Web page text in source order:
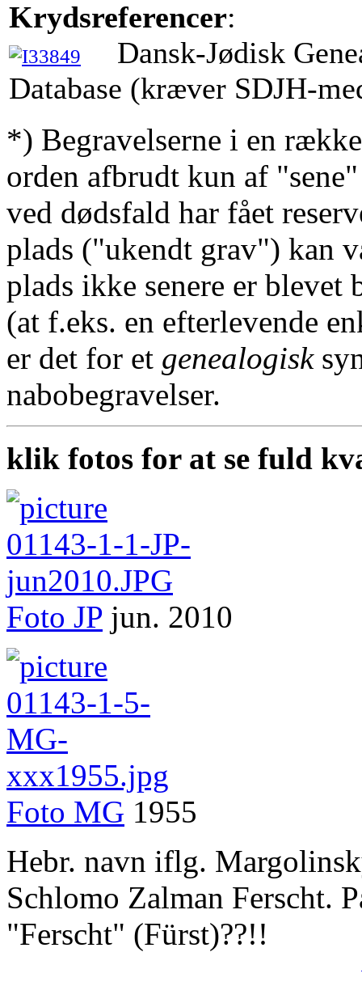
Krydsreferencer:
Dansk-Jødisk
Database (kræver SDJH-
*) Begravelserne i en
orden afbrudt kun af
ved dødsfald har fået
plads ("ukendt grav") kan
plads ikke senere er
(at f.eks. en efterlevende
er det for et genealogisk
nabobegravelser.
klik fotos for at se fuld
Foto JP jun. 2010
Foto MG 1955
Hebr. navn iflg.
Schlomo Zalman Ferscht.
"Ferscht" (Fürst)??!!